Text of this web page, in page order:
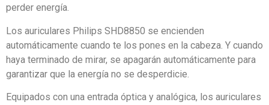
perder energía.
Los auriculares Philips SHD8850 se encienden
automáticamente cuando te los pones en la cabeza. Y cuando
haya terminado de mirar, se apagarán automáticamente para
garantizar que la energía no se desperdicie.
Equipados con una entrada óptica y analógica, los auriculares